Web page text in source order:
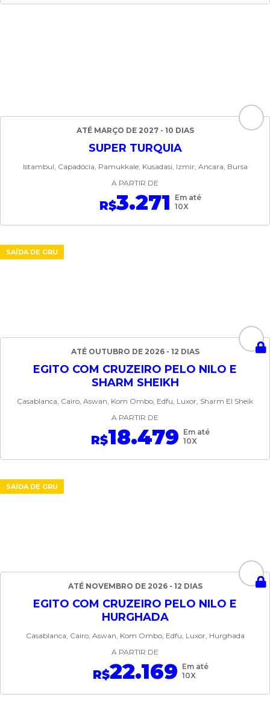
ATÉ MARÇO DE 2027 - 10 DIAS
SUPER TURQUIA
Istambul, Capadócia, Pamukkale, Kusadasi, Izmir, Ancara, Bursa
A PARTIR DE
R$3.271
Em até
10X
SAÍDA DE GRU
ATÉ OUTUBRO DE 2026 - 12 DIAS
EGITO COM CRUZEIRO PELO NILO E
SHARM SHEIKH
Casablanca, Cairo, Aswan, Kom Ombo, Edfu, Luxor, Sharm El Sheik
A PARTIR DE
R$18.479 Em até
10X
SAÍDA DE GRU
ATÉ NOVEMBRO DE 2026 - 12 DIAS
EGITO COM CRUZEIRO PELO NILO E
HURGHADA
Casablanca, Cairo, Aswan, Kom Ombo, Edfu, Luxor, Hurghada
A PARTIR DE
R$22.169 Em até
10X